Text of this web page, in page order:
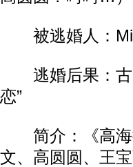
被逃婚人：
逃婚后果：古
恋”
简介：《高海
文、高圆圆、王